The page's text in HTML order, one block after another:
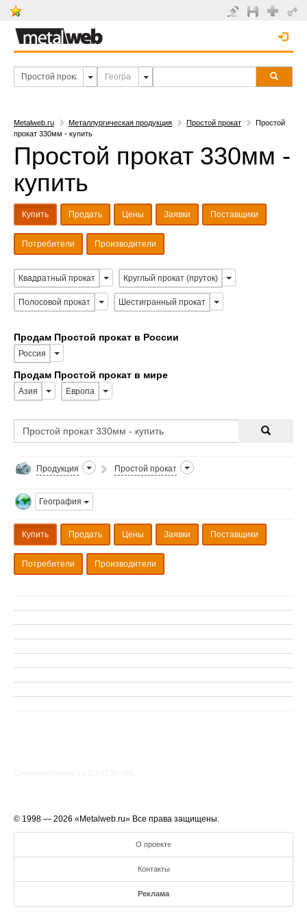
Metalweb.ru Металлургическая продукция Простой прокат
Простой
прокат 330мм - купить
Простой прокат 330мм -
купить
Купить Продать Цены Заявки Поставщики
Потребители Производители
Квадратный прокат Круглый прокат (пруток)
Полосовой прокат Шестигранный прокат
Продам Простой прокат в России
Россия
Продам Простой прокат в мире
Азия Европа
Продукция Простой прокат
География
Купить Продать Цены Заявки Поставщики
Потребители Производители
© 1998 — 2026 «Metalweb.ru» Все права защищены.
О проекте
Контакты
Реклама